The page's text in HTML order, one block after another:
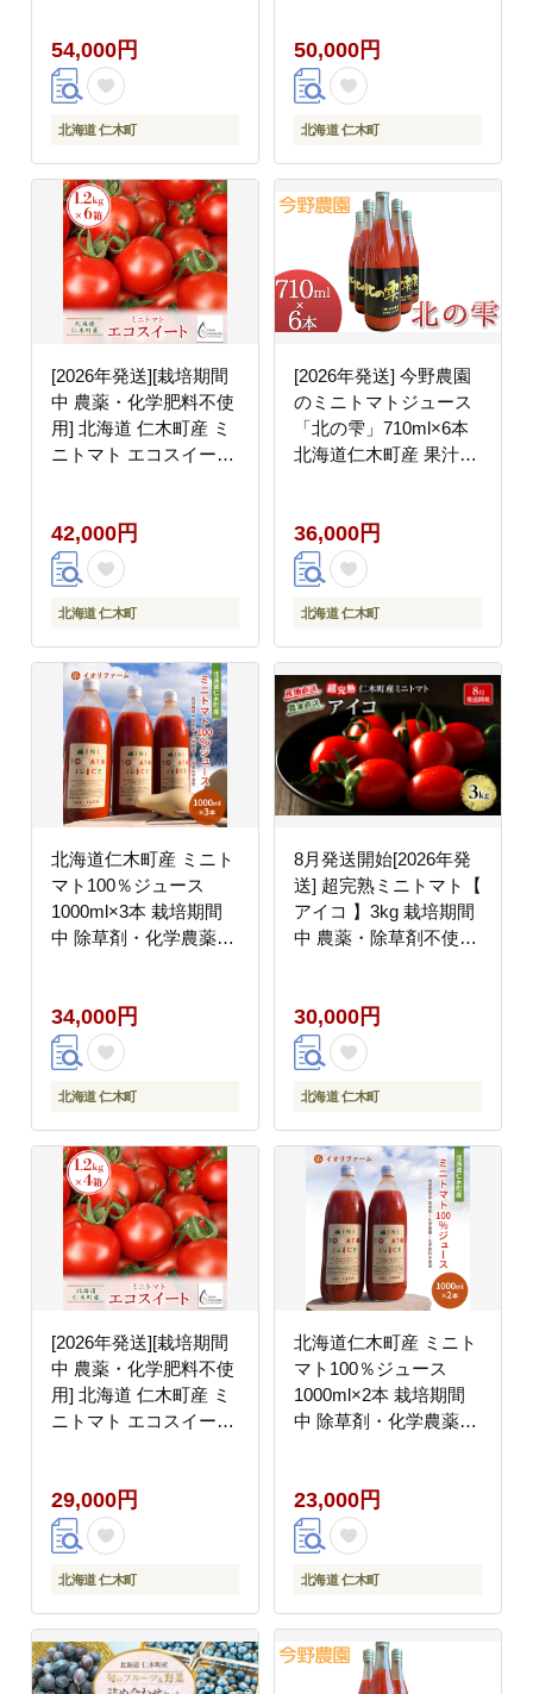
[Farm Watanabe]
54,000円
北海道 仁木町
薬・化学肥料不使用 】
野菜飲料 ジュース トマ
ト [Farm Watanabe]
50,000円
北海道 仁木町
[2026年発送][栽培期間
中 農薬・化学肥料不使
用] 北海道 仁木町産 ミ
ニトマト エコスイート
[Farm Watanabe]
42,000円
北海道 仁木町
[2026年発送] 今野農園
のミニトマトジュース
「北の雫」710ml×6本
北海道仁木町産 果汁飲
[今野農園]
36,000円
北海道 仁木町
北海道仁木町産 ミニト
マト100％ジュース
1000ml×3本 栽培期間
中 除草剤・化学農薬・
料 野菜 [iori farm
hokkaido]
34,000円
北海道 仁木町
8月発送開始[2026年発
送] 超完熟ミニトマト【
アイコ 】3kg 栽培期間
中 農薬・除草剤不使用
木町 [アイコファーム]
30,000円
北海道 仁木町
[2026年発送][栽培期間
中 農薬・化学肥料不使
用] 北海道 仁木町産 ミ
ニトマト エコスイート
[Farm Watanabe]
29,000円
北海道 仁木町
北海道仁木町産 ミニト
マト100％ジュース
1000ml×2本 栽培期間
中 除草剤・化学農薬・
料 野菜 [iori farm
hokkaido]
23,000円
北海道 仁木町